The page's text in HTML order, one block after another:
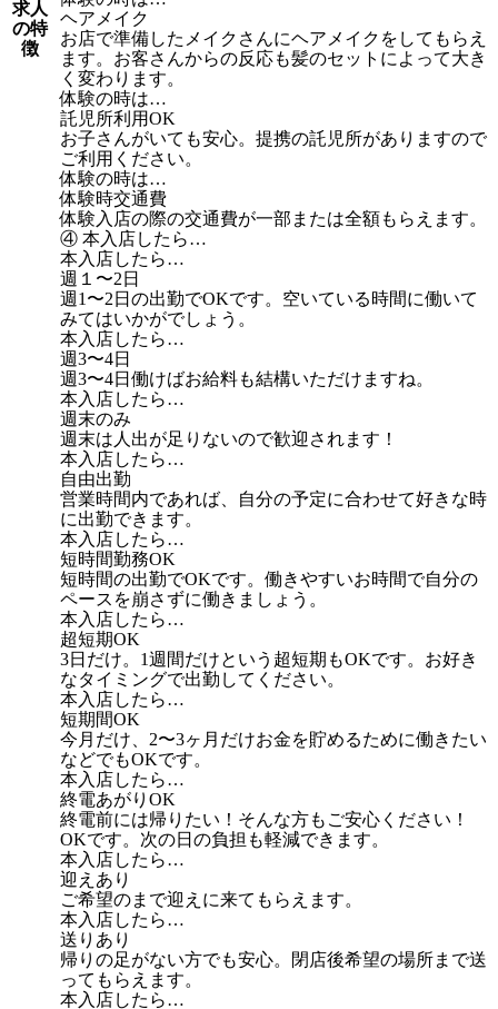
求人
の特
徴
ヘアメイク
お店で準備したメイクさんにヘアメイクをしてもらえ
ます。お客さんからの反応も髪のセットによって大き
く変わります。
体験の時は…
託児所利用OK
お子さんがいても安心。提携の託児所がありますので
ご利用ください。
体験の時は…
体験時交通費
体験入店の際の交通費が一部または全額もらえます。
④ 本入店したら…
本入店したら…
週１〜2日
週1〜2日の出勤でOKです。空いている時間に働いて
みてはいかがでしょう。
本入店したら…
週3〜4日
週3〜4日働けばお給料も結構いただけますね。
本入店したら…
週末のみ
週末は人出が足りないので歓迎されます！
本入店したら…
自由出勤
営業時間内であれば、自分の予定に合わせて好きな時
に出勤できます。
本入店したら…
短時間勤務OK
短時間の出勤でOKです。働きやすいお時間で自分の
ペースを崩さずに働きましょう。
本入店したら…
超短期OK
3日だけ。1週間だけという超短期もOKです。お好き
なタイミングで出勤してください。
本入店したら…
短期間OK
今月だけ、2〜3ヶ月だけお金を貯めるために働きたい
などでもOKです。
本入店したら…
終電あがりOK
終電前には帰りたい！そんな方もご安心ください！
OKです。次の日の負担も軽減できます。
本入店したら…
迎えあり
ご希望のまで迎えに来てもらえます。
本入店したら…
送りあり
帰りの足がない方でも安心。閉店後希望の場所まで送
ってもらえます。
本入店したら…